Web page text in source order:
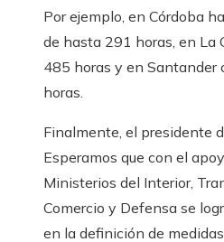
Por ejemplo, en Córdoba
de hasta 291 horas, en La
485 horas y en Santander
horas.
Finalmente, el presidente
Esperamos que con el
Ministerios del Interior,
Comercio y Defensa se
en la definición de medidas